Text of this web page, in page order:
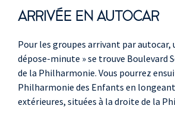
ARRIVÉE EN AUTOCAR
Pour les groupes arrivant par autocar,
dépose-minute » se trouve Boulevard
de la Philharmonie. Vous pourrez
Philharmonie des Enfants en
extérieures, situées à la droite de la